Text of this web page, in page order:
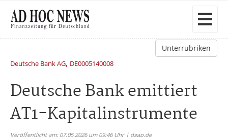
Unterrubriken
Deutsche Bank AG, DE0005140008
Deutsche Bank emittiert
AT1-Kapitalinstrumente
Veröffentlicht am: 07.05.2026 um 09:46 Uhr | dgap.de